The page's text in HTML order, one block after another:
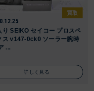
買取
り SEIKO セイコー プロスペ
ス v147-0ck0 ソーラー腕時
...
詳しく見る